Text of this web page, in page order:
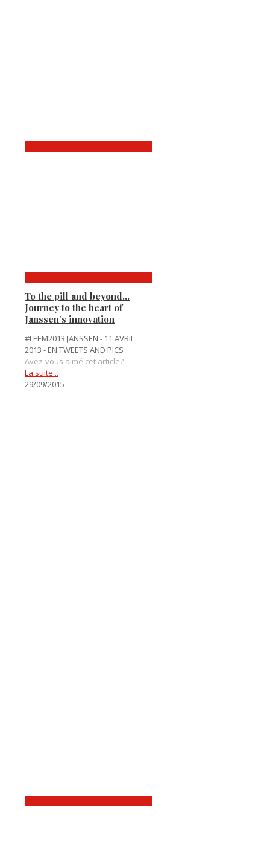
To the pill and beyond…
Journey to the heart of
Janssen’s innovation
#LEEM2013 JANSSEN - 11 AVRIL
2013 - EN TWEETS AND PICS
Avez-vous aimé cet article?
La suite...
29/09/2015